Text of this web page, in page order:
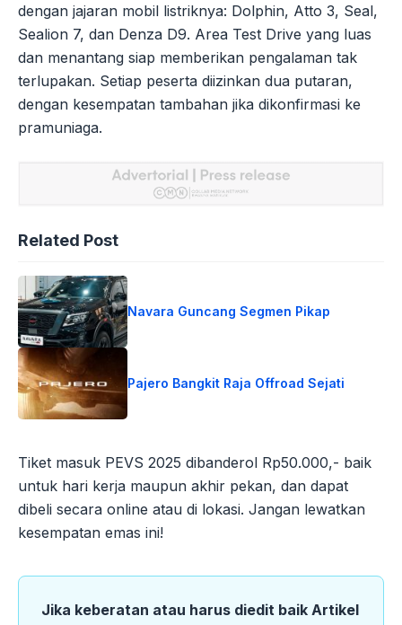
dengan jajaran mobil listriknya: Dolphin, Atto 3, Seal,
Sealion 7, dan Denza D9. Area Test Drive yang luas
dan menantang siap memberikan pengalaman tak
terlupakan. Setiap peserta diizinkan dua putaran,
dengan kesempatan tambahan jika dikonfirmasi ke
pramuniaga.
Related Post
Navara Guncang Segmen Pikap
Pajero Bangkit Raja Offroad Sejati
Tiket masuk PEVS 2025 dibanderol Rp50.000,- baik
untuk hari kerja maupun akhir pekan, dan dapat
dibeli secara online atau di lokasi. Jangan lewatkan
kesempatan emas ini!
Jika keberatan atau harus diedit baik Artikel